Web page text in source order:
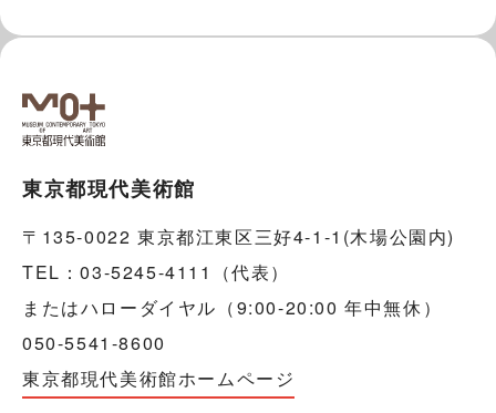
東京都現代美術館
〒135-0022 東京都江東区三好4-1-1(木場公園内)
TEL：03-5245-4111（代表）
またはハローダイヤル（9:00-20:00 年中無休）
050-5541-8600
東京都現代美術館ホームページ